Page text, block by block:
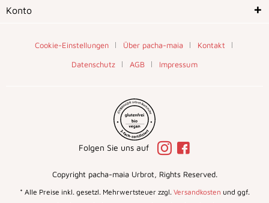
Konto
* Alle Preise inkl. gesetzl. Mehrwertsteuer zzgl. Versandkosten und ggf.
Cookie-Einstellungen Über pacha-maia
Kontakt
Datenschutz
AGB Impressum
Copyright pacha-maia Urbrot, Rights Reserved.
Folgen Sie uns auf